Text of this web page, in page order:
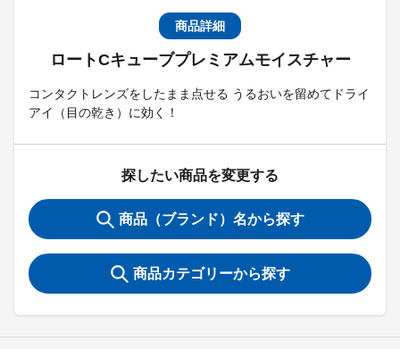
商品詳細
ロートCキューブプレミアムモイスチャー
コンタクトレンズをしたまま点せる うるおいを留めてドライ
アイ（目の乾き）に効く！
探したい商品を変更する
商品（ブランド）名から探す
商品カテゴリーから探す